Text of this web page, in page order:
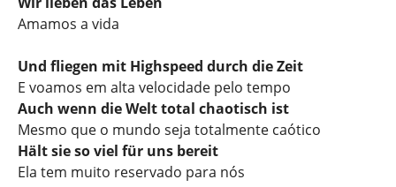
Amamos a vida
Und fliegen mit Highspeed durch die Zeit
E voamos em alta velocidade pelo tempo
Auch wenn die Welt total chaotisch ist
Mesmo que o mundo seja totalmente caótico
Hält sie so viel für uns bereit
Ela tem muito reservado para nós